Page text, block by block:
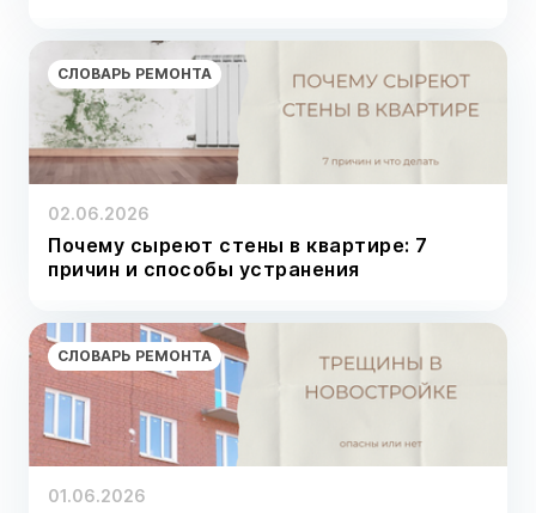
СЛОВАРЬ РЕМОНТА
02.06.2026
Почему сыреют стены в квартире: 7
причин и способы устранения
СЛОВАРЬ РЕМОНТА
01.06.2026